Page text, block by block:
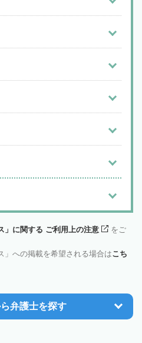
」に関する ご利用上の注意
をご
」への掲載を希望される場合はこち
弁護士を探す